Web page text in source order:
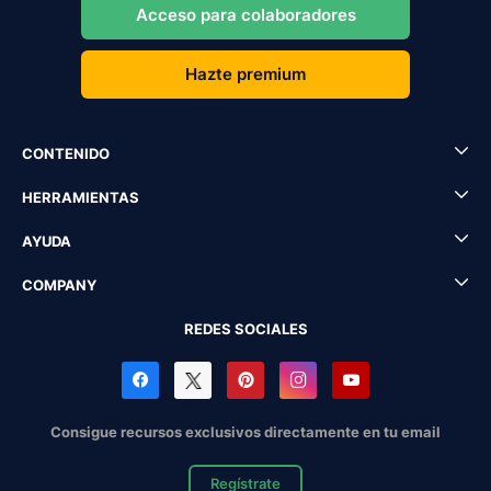
Acceso para colaboradores
Hazte premium
CONTENIDO
HERRAMIENTAS
AYUDA
COMPANY
REDES SOCIALES
Consigue recursos exclusivos directamente en tu email
Regístrate